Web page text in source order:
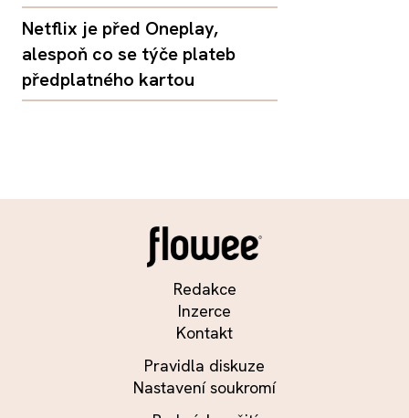
Netflix je před Oneplay,
alespoň co se týče plateb
předplatného kartou
Redakce
Inzerce
Kontakt
Pravidla diskuze
Nastavení soukromí